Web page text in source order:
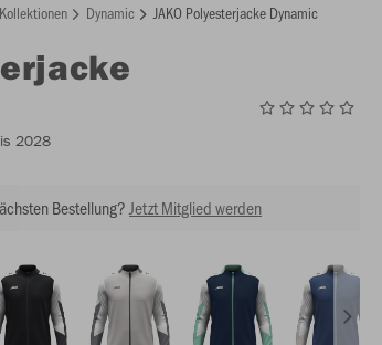
Kollektionen Dynamic JAKO Polyesterjacke Dynamic
2028
Bestellung? Jetzt Mitglied werden